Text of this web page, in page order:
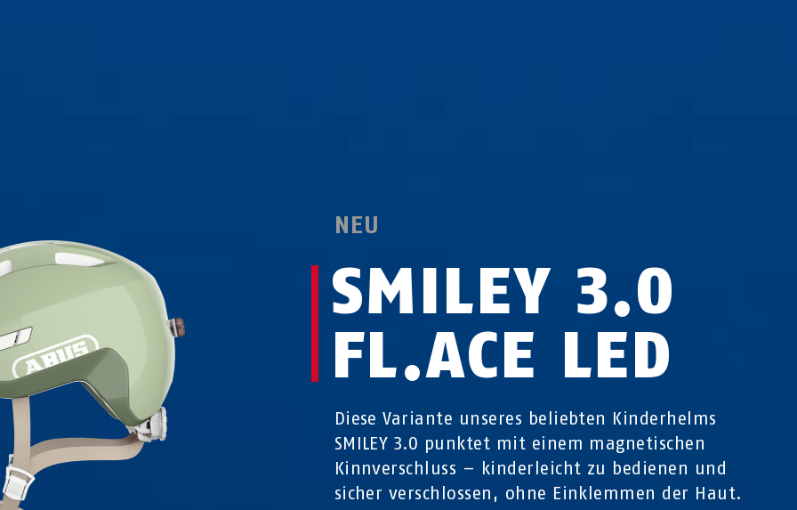
NEU
SMILEY 3.0
FL.ACE LED
Diese Variante unseres beliebten Kinderhelms
SMILEY 3.0 punktet mit einem magnetischen
Kinnverschluss – kinderleicht zu bedienen und
sicher verschlossen, ohne Einklemmen der Haut.